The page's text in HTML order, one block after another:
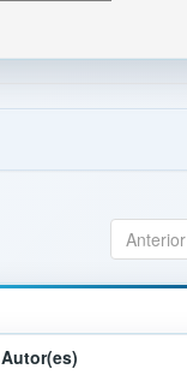
Anterior
Autor(es)